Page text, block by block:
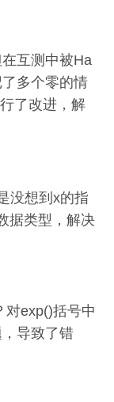
互测中被Ha
多个零的情
了改进，解
没想到x的指
据类型，解决
对exp()括号中
导致了错